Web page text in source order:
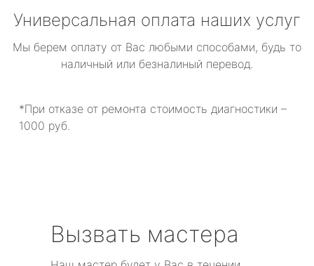
Универсальная оплата наших услуг
Мы берем оплату от Вас любыми способами, будь то
наличный или безналиный перевод.
*При отказе от ремонта стоимость диагностики –
1000 руб.
Вызвать мастера